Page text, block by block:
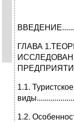
ГЛАВА
1.1.
1.2.